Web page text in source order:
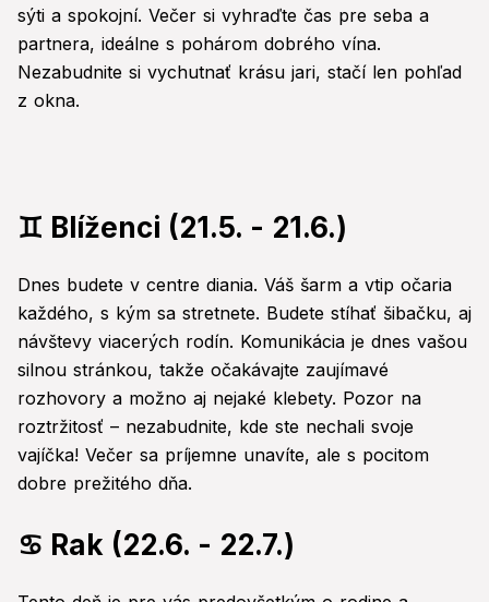
sýti a spokojní. Večer si vyhraďte čas pre seba a
partnera, ideálne s pohárom dobrého vína.
Nezabudnite si vychutnať krásu jari, stačí len pohľad
z okna.
♊ Blíženci (21.5. - 21.6.)
Dnes budete v centre diania. Váš šarm a vtip očaria
každého, s kým sa stretnete. Budete stíhať šibačku, aj
návštevy viacerých rodín. Komunikácia je dnes vašou
silnou stránkou, takže očakávajte zaujímavé
rozhovory a možno aj nejaké klebety. Pozor na
roztržitosť – nezabudnite, kde ste nechali svoje
vajíčka! Večer sa príjemne unavíte, ale s pocitom
dobre prežitého dňa.
♋ Rak (22.6. - 22.7.)